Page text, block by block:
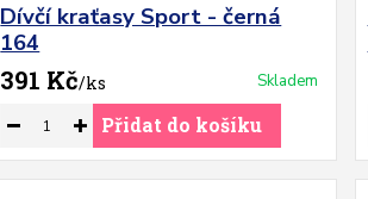
Dívčí kraťasy Sport - černá
164
391 Kč/ks Skladem
Přidat do košíku